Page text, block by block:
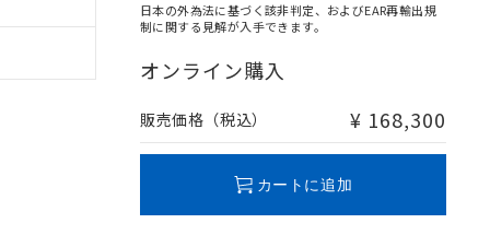
日本の外為法に基づく該非判定、およびEAR再輸出規
制に関する見解が入手できます。
オンライン購入
販売価格（税込） ¥ 168,300
カートに追加